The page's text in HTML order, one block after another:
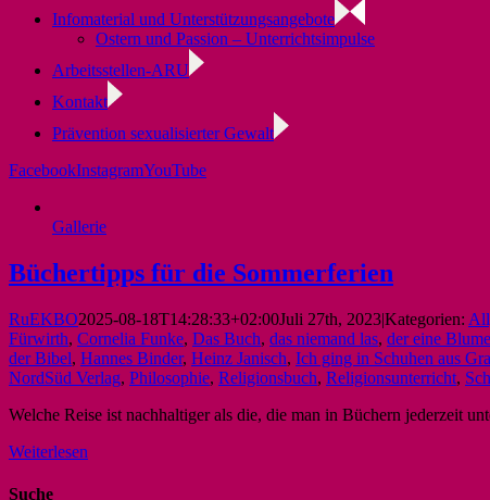
Infomaterial und Unterstützungsangebote
Ostern und Passion – Unterrichtsimpulse
Arbeitsstellen-ARU
Kontakt
Prävention sexualisierter Gewalt
FacebookInstagramYouTube
Gallerie
Büchertipps für die Sommerferien
RuEKBO2025-08-18T14:28:33+02:00Juli 27th, 2023|Kategorien:
Fürwirth, Cornelia Funke, Das Buch, das niemand las, der eine
der Bibel, Hannes Binder, Heinz Janisch, Ich ging in Schuhen aus
NordSüd Verlag, Philosophie, Religionsbuch, Religionsunterricht,
Welche Reise ist nachhaltiger als die, die man in Büchern jederzeit
Weiterlesen
Suche